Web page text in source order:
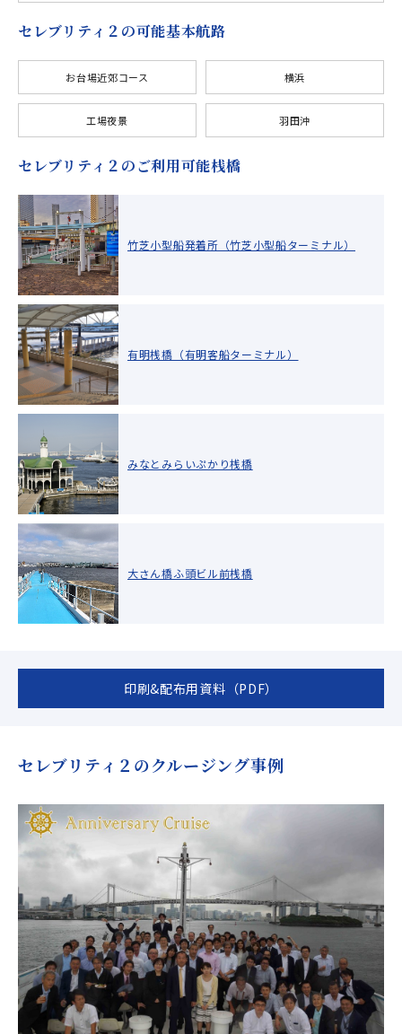
セレブリティ２の可能基本航路
お台場近郊コース 横浜
工場夜景 羽田沖
セレブリティ２のご利用可能桟橋
竹芝小型船発着所（竹芝小型船ターミナル）
有明桟橋（有明客船ターミナル）
みなとみらいぷかり桟橋
大さん橋ふ頭ビル前桟橋
印刷&配布用資料（PDF）
セレブリティ２のクルージング事例